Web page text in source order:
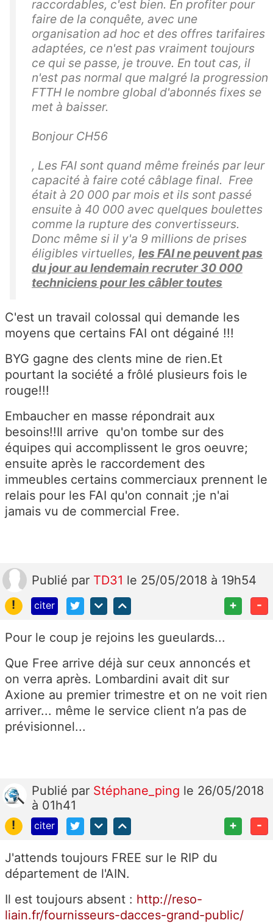
raccordables, c'est bien. En profiter pour
faire de la conquête, avec une
organisation ad hoc et des offres tarifaires
adaptées, ce n'est pas vraiment toujours
ce qui se passe, je trouve. En tout cas, il
n'est pas normal que malgré la progression
FTTH le nombre global d'abonnés fixes se
met à baisser.
Bonjour CH56
, Les FAI sont quand même freinés par leur
capacité à faire coté câblage final. Free
était à 20 000 par mois et ils sont passé
ensuite à 40 000 avec quelques boulettes
comme la rupture des convertisseurs.
Donc même si il y'a 9 millions de prises
éligibles virtuelles, les FAI ne peuvent pas
du jour au lendemain recruter 30 000
techniciens pour les câbler toutes
C'est un travail colossal qui demande les
moyens que certains FAI ont dégainé !!!
BYG gagne des clents mine de rien.Et
pourtant la société a frôlé plusieurs fois le
rouge!!!
Embaucher en masse répondrait aux
besoins!!Il arrive qu'on tombe sur des
équipes qui accomplissent le gros oeuvre;
ensuite après le raccordement des
immeubles certains commerciaux prennent le
relais pour les FAI qu'on connait ;je n'ai
jamais vu de commercial Free.
Publié par TD31 le 25/05/2018 à 19h54
!
citer + -
Pour le coup je rejoins les gueulards...
Que Free arrive déjà sur ceux annoncés et
on verra après. Lombardini avait dit sur
Axione au premier trimestre et on ne voit rien
arriver... même le service client n’a pas de
prévisionnel...
Publié par Stéphane_ping le 26/05/2018
à 01h41
!
citer + -
J'attends toujours FREE sur le RIP du
département de l'AIN.
Il est toujours absent : http://reso-
liain.fr/fournisseurs-dacces-grand-public/